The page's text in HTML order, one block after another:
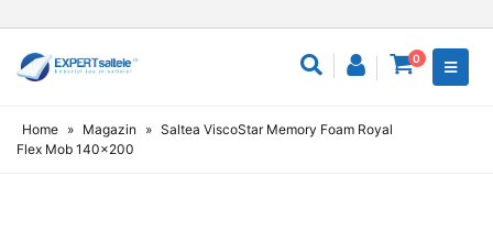
0
Home » Magazin » Saltea ViscoStar Memory Foam Royal
Flex Mob 140×200